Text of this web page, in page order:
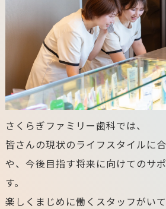
さくらぎファミリー歯科では、
皆さんの現状のライフスタイルに
や、今後目指す将来に向けてのサ
す。
楽しくまじめに働くスタッフがい